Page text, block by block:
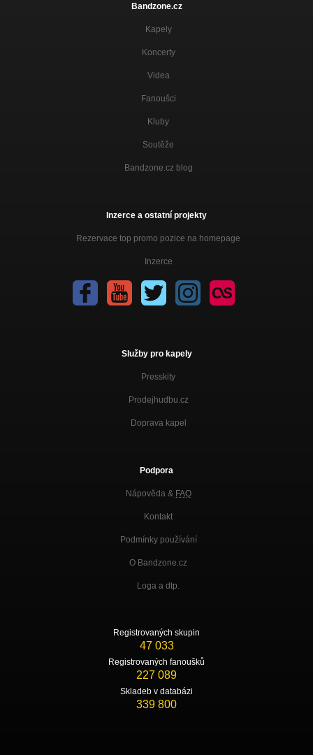
Bandzone.cz
Kapely
Koncerty
Videa
Fanoušci
Kluby
Soutěže
Bandzone.cz blog
Inzerce a ostatní projekty
Rezervace top promo pozice na homepage
Inzerce
Služby pro kapely
Presskity
Prodejhudbu.cz
Doprava kapel
Podpora
Nápověda & FAQ
Kontakt
Podmínky používání
O Bandzone.cz
Loga a dtp.
Registrovaných skupin
47 033
Registrovaných fanoušků
227 089
Skladeb v databázi
339 800